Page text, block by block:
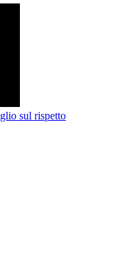
sul rispetto